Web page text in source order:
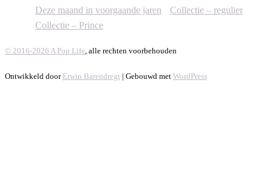
Deze maand in voorgaande jaren
Collectie – regulier
Collectie – Prince
© 2016-2026 A Pop Life , alle rechten voorbehouden
Ontwikkeld door Erwin Barendregt | Gebouwd met WordPress